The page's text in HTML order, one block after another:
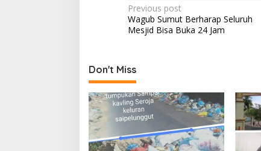
P
o
n
a
v
i
g
Previous post
Wagub Sumut Berharap Seluruh
Mesjid Bisa Buka 24 Jam
Don't Miss